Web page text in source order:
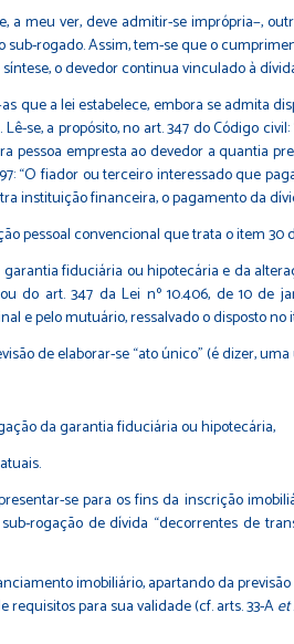
ver, deve admitir-se imprópria−,
rogado. Assim, tem-se que o
o devedor continua vinculado à
a lei estabelece, embora se admita
se, a propósito, no art. 347 do Código
pessoa empresta ao devedor a quantia
“O fiador ou terceiro interessado que
instituição financeira, o pagamento da
convencional que trata o item 30
fiduciária ou hipotecária e da
do art. 347 da Lei nº 10.406, de 10 de
e pelo mutuário, ressalvado o disposto no
de elaborar-se “ato único” (é dizer,
da garantia fiduciária ou hipotecária,
se para os fins da inscrição
rogação de dívida “decorrentes de
imobiliário, apartando da previsão
para sua validade (cf. arts. 33-Aet